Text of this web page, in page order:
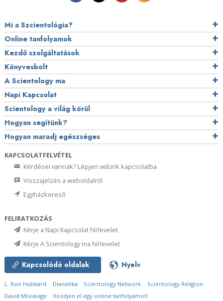
Mi a Szcientológia?
Online tanfolyamok
Kezdő szolgáltatások
Könyvesbolt
A Scientology ma
Napi Kapcsolat
Scientology a világ körül
Hogyan segítünk?
Hogyan maradj egészséges
KAPCSOLATFELVÉTEL
Kérdései vannak? Lépjen velünk kapcsolatba
Visszajelzés a weboldalról
Egyházkereső
FELIRATKOZÁS
Kérje a Napi Kapcsolat hírlevelet
Kérje A Scientology ma hírlevelet
Kapcsolódó oldalak Nyelv
L. Ron Hubbard Dianetika Scientology Network
Scientology Religion
David Miscavige
Kezdjen el egy online tanfolyamot!